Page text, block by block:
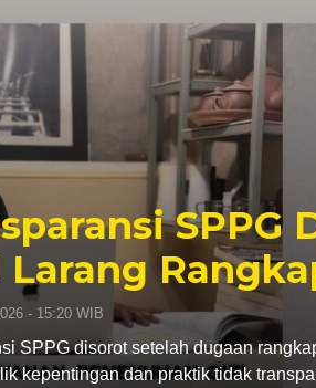
SPPG
Larang
- 15:20 WIB
SPPG disorot setelah dugaan
kepentingan dan praktik tidak